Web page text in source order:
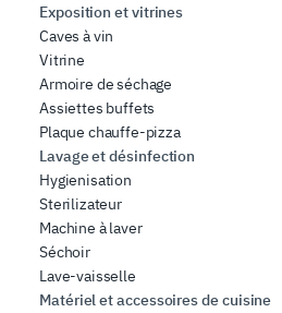
Exposition et vitrines
Caves à vin
Vitrine
Armoire de séchage
Assiettes buffets
Plaque chauffe-pizza
Lavage et désinfection
Hygienisation
Sterilizateur
Machine à laver
Séchoir
Lave-vaisselle
Matériel et accessoires de cuisine